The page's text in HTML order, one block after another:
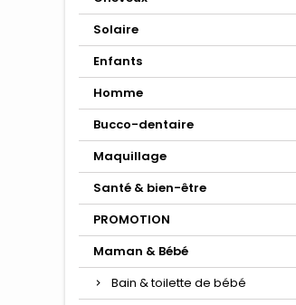
Solaire
Enfants
Homme
Bucco-dentaire
Maquillage
Santé & bien-être
PROMOTION
Maman & Bébé
Bain & toilette de bébé